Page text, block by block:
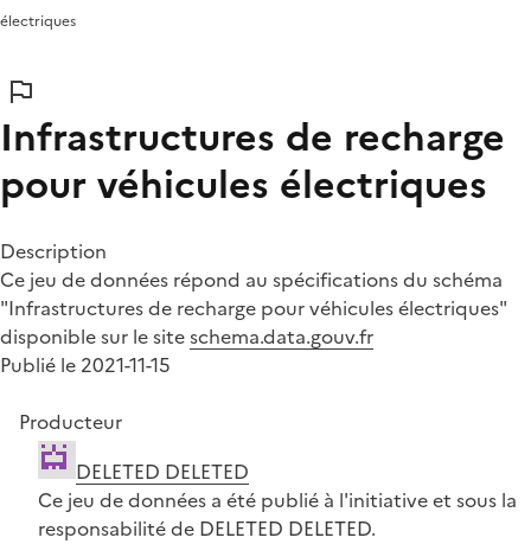
électriques
Infrastructures de recharge
pour véhicules électriques
Description
Ce jeu de données répond au spécifications du schéma
"Infrastructures de recharge pour véhicules électriques"
disponible sur le siteschema.data.gouv.fr
Publié le 2021-11-15
Producteur
DELETED DELETED
Ce jeu de données a été publié à l'initiative et sous la
responsabilité de DELETED DELETED.